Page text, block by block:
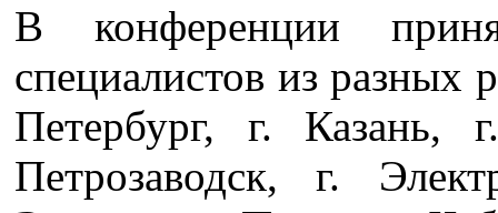
В конференции
специалистов из разных
Петербург, г. Казань,
Петрозаводск, г.